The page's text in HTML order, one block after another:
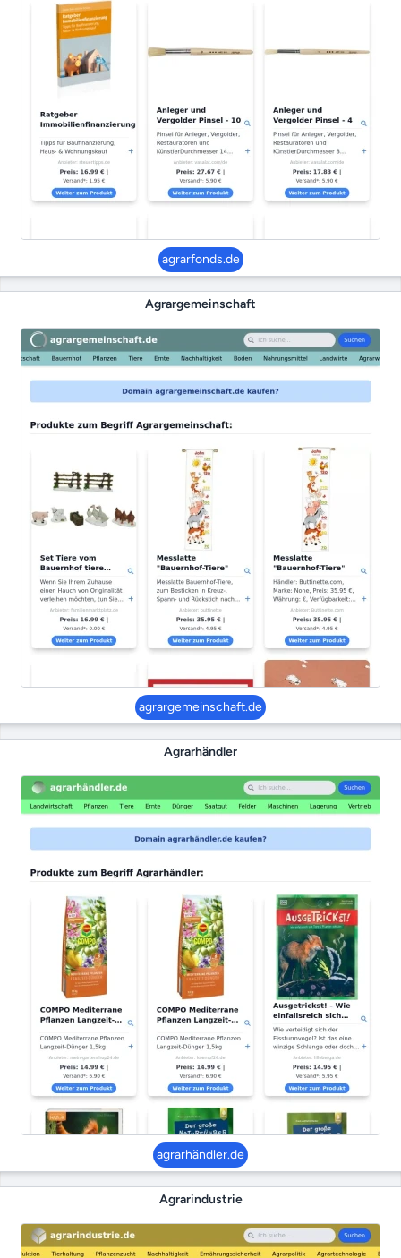
agrarfonds.de
Agrargemeinschaft
agrargemeinschaft.de
Agrarhändler
agrarhändler.de
Agrarindustrie